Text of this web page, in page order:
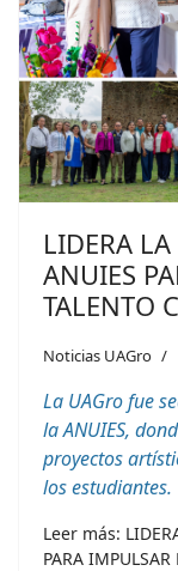
LIDERA
ANUIES
TALENTO
Noticias UAGro
La UAGro fue
la ANUIES,
proyectos
los estudiantes.
Leer más:
PARA IMPULSAR